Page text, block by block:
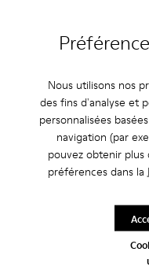
Nous utilisons nos
des fins d'analyse et
personnalisées
navigation (par
pouvez obtenir
préférences dans la
Semelle extérieure en
Doublure : 80% Cuir de
Nos chaussures sont
de gamme
produits d’entretien
Pour obtenir des
votre paire de
Soldes : -10
Oui, vous avez bien
vous profiterez